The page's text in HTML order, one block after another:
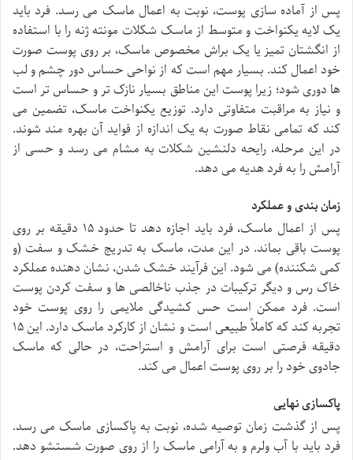
پس از آماده سازی پوست، نوبت به اعمال ماسک می رسد. فرد باید
یک لایه یکنواخت و متوسط از ماسک شکلات مونته ژنه را با استفاده
از انگشتان تمیز یا یک براش مخصوص ماسک، بر روی پوست صورت
خود اعمال کند. بسیار مهم است که از نواحی حساس دور چشم و لب
ها دوری شود؛ زیرا پوست این مناطق بسیار نازک تر و حساس تر است
و نیاز به مراقبت متفاوتی دارد. توزیع یکنواخت ماسک، تضمین می
کند که تمامی نقاط صورت به یک اندازه از فواید آن بهره مند شوند.
در این مرحله، رایحه دلنشین شکلات به مشام می رسد و حسی از
آرامش را به فرد هدیه می دهد.
زمان بندی و عملکرد
پس از اعمال ماسک، فرد باید اجازه دهد تا حدود ۱۵ دقیقه بر روی
پوست باقی بماند. در این مدت، ماسک به تدریج خشک و سفت (و
کمی شکننده) می شود. این فرآیند خشک شدن، نشان دهنده عملکرد
خاک رس و دیگر ترکیبات در جذب ناخالصی ها و سفت کردن پوست
است. فرد ممکن است حس کشیدگی ملایمی را روی پوست خود
تجربه کند که کاملاً طبیعی است و نشان از کارکرد ماسک دارد. این ۱۵
دقیقه فرصتی است برای آرامش و استراحت، در حالی که ماسک
جادوی خود را بر روی پوست اعمال می کند.
پاکسازی نهایی
پس از گذشت زمان توصیه شده، نوبت به پاکسازی ماسک می رسد.
فرد باید با آب ولرم و به آرامی ماسک را از روی صورت شستشو دهد.